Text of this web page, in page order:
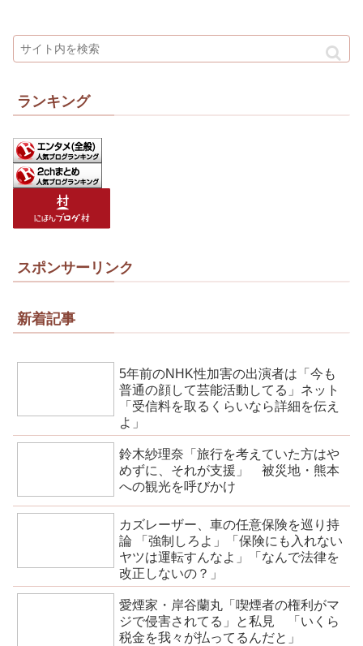
ランキング
スポンサーリンク
新着記事
5年前のNHK性加害の出演者は「今も
普通の顔して芸能活動してる」ネット
「受信料を取るくらいなら詳細を伝え
よ」
鈴木紗理奈「旅行を考えていた方はや
めずに、それが支援」 被災地・熊本
への観光を呼びかけ
カズレーザー、車の任意保険を巡り持
論 「強制しろよ」「保険にも入れない
ヤツは運転すんなよ」「なんで法律を
改正しないの？」
愛煙家・岸谷蘭丸「喫煙者の権利がマ
ジで侵害されてる」と私見 「いくら
税金を我々が払ってるんだと」